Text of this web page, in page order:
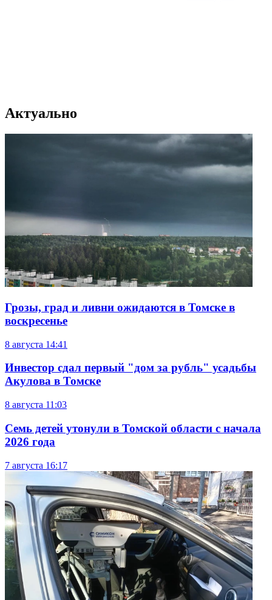
Актуально
Грозы, град и ливни ожидаются в Томске в
воскресенье
8 августа 14:41
Инвестор сдал первый "дом за рубль" усадьбы
Акулова в Томске
8 августа 11:03
Семь детей утонули в Томской области с начала
2026 года
7 августа 16:17